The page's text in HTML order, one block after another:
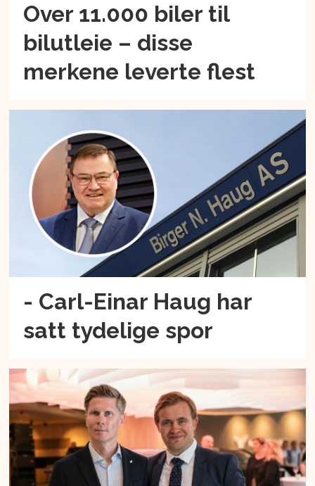
Over 11.000 biler til
bilutleie – disse
merkene leverte flest
- Carl-Einar Haug har
satt tydelige spor